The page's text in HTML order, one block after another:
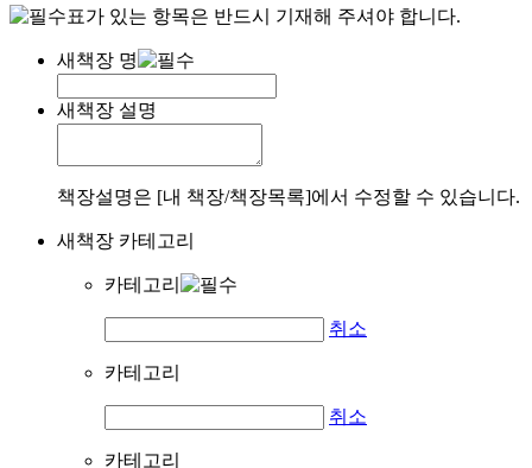
표가 있는 항목은 반드시 기재해 주셔야 합니다.
새책장 명
새책장 설명
책장설명은 [내 책장/책장목록]에서 수정할 수 있습니다.
새책장 카테고리
카테고리
취소
카테고리
취소
카테고리